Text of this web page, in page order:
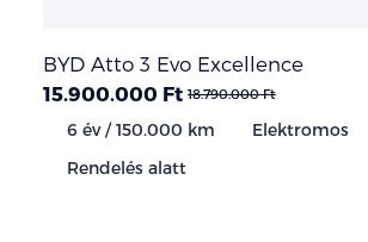
BYD Atto 3 Evo Excellence
15.900.000 Ft 18.790.000 Ft
6 év / 150.000 km Elektromos
Rendelés alatt